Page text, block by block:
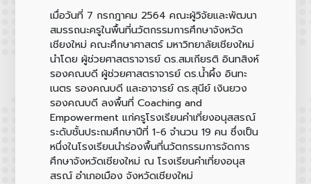
เมื่อวันที่ 7 กรกฎาคม 2564 คณะผู้วิจัยและพัฒนา
สมรรถนะครูในพื้นที่นวัตกรรมการศึกษาจังหวัด
เชียงใหม่ คณะศึกษาศาสตร์ มหาวิทยาลัยเชียงใหม่
นำโดย ผู้ช่วยศาสตราจารย์ ดร.สมเกียรติ อินทสิงห์
รองคณบดี ผู้ช่วยศาสตราจารย์ ดร.น้ำผึ้ง อินทะ
เนตร รองคณบดี และอาจารย์ ดร.สุนีย์ เงินยวง
รองคณบดี ลงพื้นที่ Coaching and
Empowerment แก่ครูโรงเรียนคำเที่ยงอนุสสรณ์
ระดับชั้นประถมศึกษาปีที่ 1-6 จำนวน 19 คน ซึ่งเป็น
หนึ่งในโรงเรียนนำร่องพื้นที่นวัตกรรมการจัดการ
ศึกษาจังหวัดเชียงใหม่ ณ โรงเรียนคำเที่ยงอนุส
สรณ์ อำเภอเมือง จังหวัดเชียงใหม่